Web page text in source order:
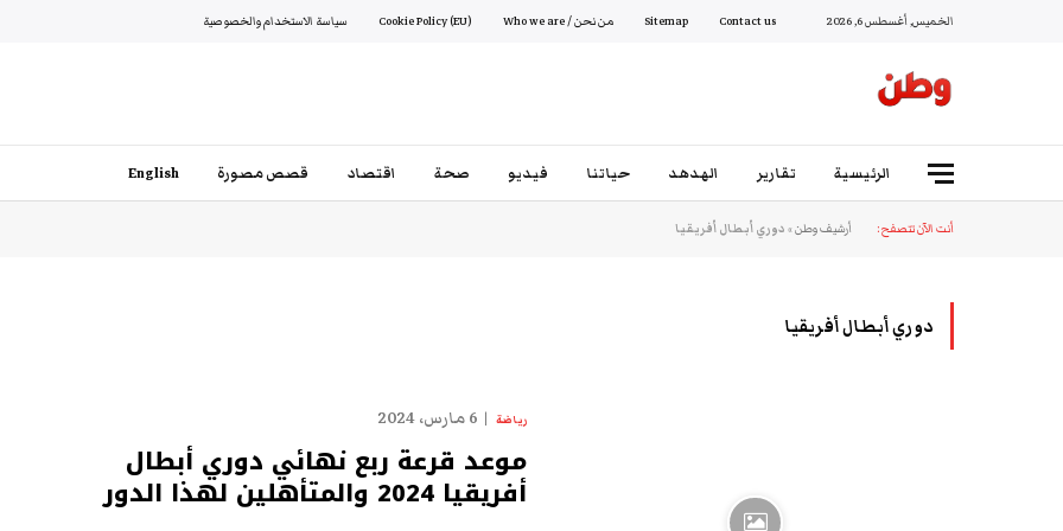
الخميس, أغسطس 6, 2026 Contact us
Sitemap من نحن / Who we are Cookie Policy (EU) سياسة الاستخدام والخصوصية
الرئيسية تقارير الهدهد حياتنا فيديو صحة اقتصاد قصص مصورة English
أنت الآن تتصفح: أرشيف وطن»دوري أبطال أفريقيا
دوري أبطال أفريقيا
رياضة 6 مارس، 2024
موعد قرعة ربع نهائي دوري أبطال
أفريقيا 2024 والمتأهلين لهذا الدور